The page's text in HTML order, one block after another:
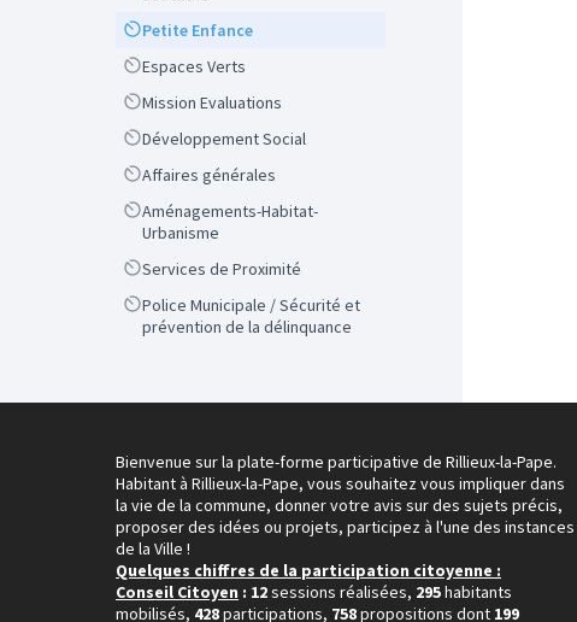
ScopePetite Enfance
ScopeEspaces Verts
ScopeMission Evaluations
ScopeDéveloppement Social
ScopeAffaires générales
Scope
Aménagements-Habitat-
Urbanisme
ScopeServices de Proximité
Scope
Police Municipale / Sécurité et
prévention de la délinquance
Bienvenue sur la plate-forme participative de Rillieux-la-Pape.
Habitant à Rillieux-la-Pape, vous souhaitez vous impliquer dans
la vie de la commune, donner votre avis sur des sujets précis,
proposer des idées ou projets, participez à l'une des instances
de la Ville !
Quelques chiffres de la participation citoyenne :
Conseil Citoyen : 12sessions réalisées, 295habitants
mobilisés, 428participations, 758propositions dont 199